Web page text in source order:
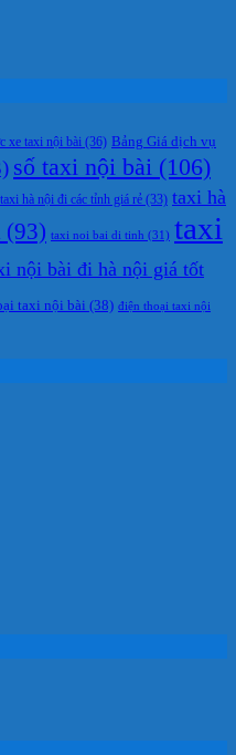
xe taxi nội bài (36) Bảng Giá dịch vụ
số taxi nội bài (106)
taxi hà nội đi các tỉnh giá rẻ (33) taxi hà
(93) taxi noi bai di tinh (31) taxi
nội bài đi hà nội giá tốt
taxi nội bài (38) điện thoại taxi nội